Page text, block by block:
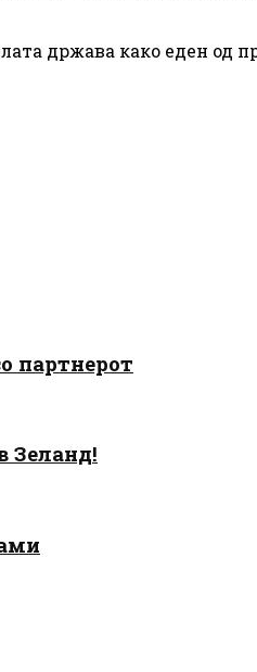
држава како еден од
партнерот
Зеланд!